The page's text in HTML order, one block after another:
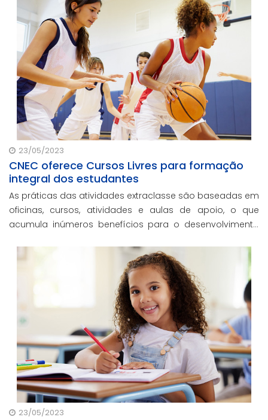
23/05/2023
CNEC oferece Cursos Livres para formação
integral dos estudantes
As práticas das atividades extraclasse são baseadas em
oficinas, cursos, atividades e aulas de apoio, o que
acumula inúmeros benefícios para o desenvolvimento
protagonismo dos estudantes.
23/05/2023